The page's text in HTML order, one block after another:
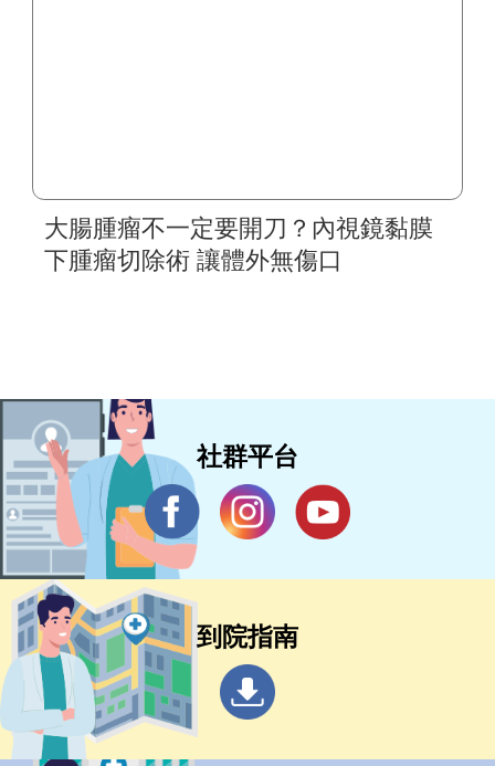
大腸腫瘤不一定要開刀？內視鏡黏膜
下腫瘤切除術 讓體外無傷口
社群平台
到院指南